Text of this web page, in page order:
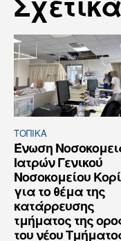
ΤΟΠΙΚΑ
Ένωση
Ιατρών Γενικού
Νοσοκομείου
για το θέμα της
κατάρρευσης
τμήματος της
του νέου